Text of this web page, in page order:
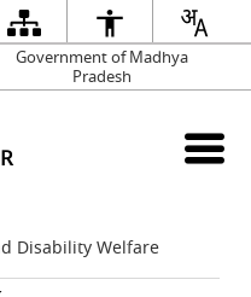
Government of Madhya
Pradesh
Disability Welfare